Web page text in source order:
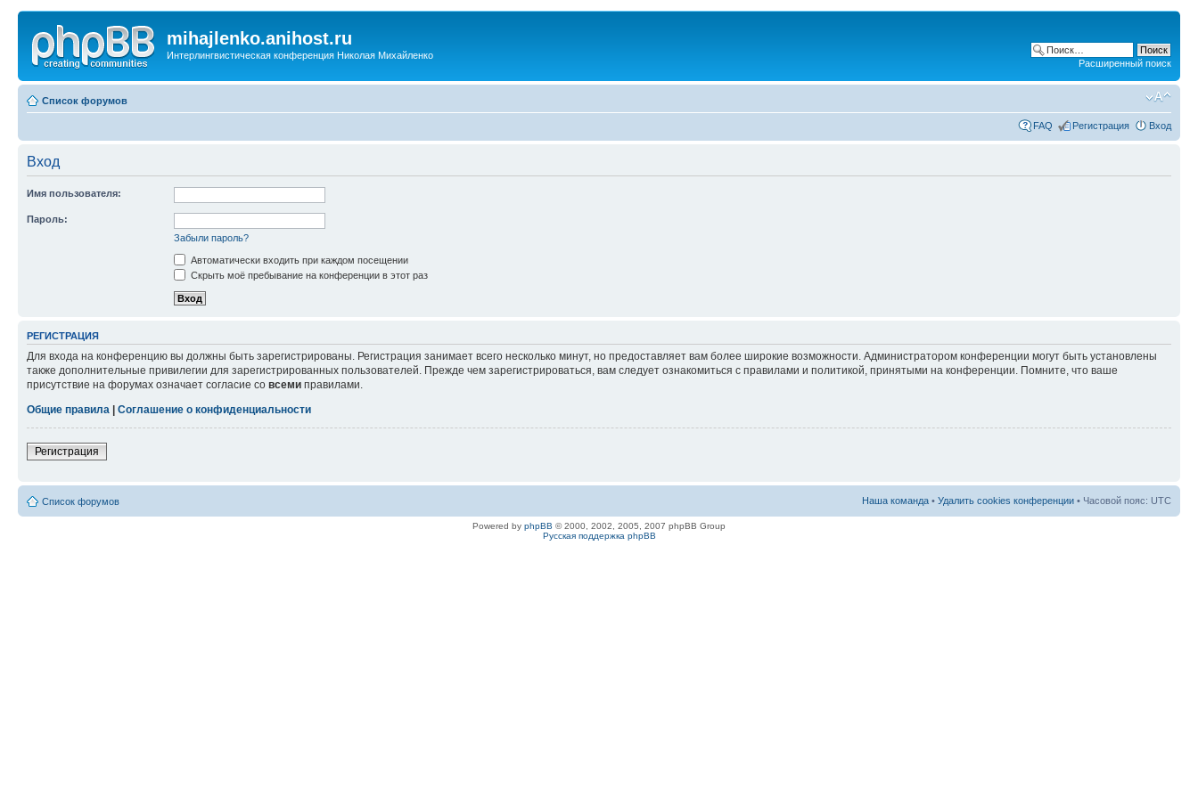
mihajlenko.anihost.ru
Интерлингвистическая конференция Николая Михайленко
Расширенный поиск
Список форумов
FAQ Регистрация Вход
Вход
Имя пользователя:
Пароль:
Забыли пароль?
Автоматически входить при каждом посещении
Скрыть моё пребывание на конференции в этот раз
РЕГИСТРАЦИЯ
Для входа на конференцию вы должны быть зарегистрированы. Регистрация занимает всего несколько минут, но предоставляет вам более широкие возможности. Администратором конференции могут быть установлены
также дополнительные привилегии для зарегистрированных пользователей. Прежде чем зарегистрироваться, вам следует ознакомиться с правилами и политикой, принятыми на конференции. Помните, что ваше
присутствие на форумах означает согласие со всеми правилами.
Общие правила
Соглашение о конфиденциальности
Регистрация
Список форумов Наша команда • Удалить cookies конференции • Часовой пояс: UTC
Powered by phpBB © 2000, 2002, 2005, 2007 phpBB Group
Русская поддержка phpBB